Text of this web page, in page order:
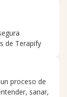
de Terapify
proceso de
sanar,